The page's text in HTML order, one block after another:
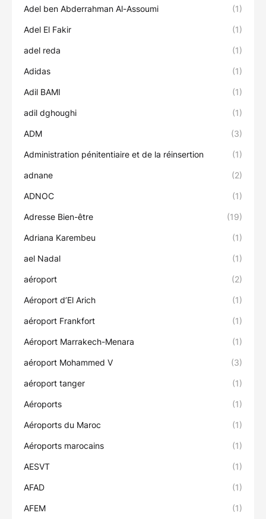
Adel ben Abderrahman Al-Assoumi (1)
Adel El Fakir (1)
adel reda (1)
Adidas (1)
Adil BAMI (1)
adil dghoughi (1)
ADM (3)
Administration pénitentiaire et de la réinsertion (1)
adnane (2)
ADNOC (1)
Adresse Bien-être (19)
Adriana Karembeu (1)
ael Nadal (1)
aéroport (2)
Aéroport d’El Arich (1)
aéroport Frankfort (1)
Aéroport Marrakech-Menara (1)
aéroport Mohammed V (3)
aéroport tanger (1)
Aéroports (1)
Aéroports du Maroc (1)
Aéroports marocains (1)
AESVT (1)
AFAD (1)
AFEM (1)